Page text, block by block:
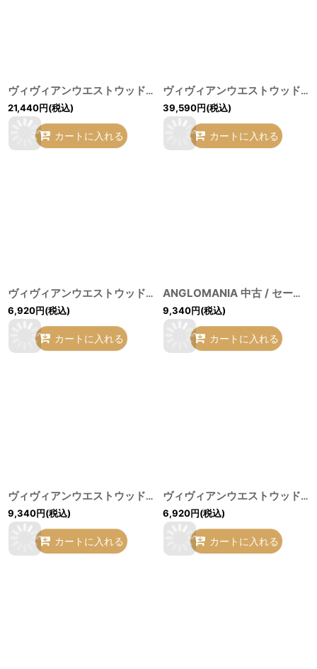
ヴィヴィアンウエストウッド 中古 / ミルキーウェイ大判ストール ブラック O-26-07-12-066-gd-YM-OS
21,440円(税込)
カートに入れる
ヴィヴィアンウエストウッド 中古 / ボンテージハーネスベルト ブラック O-26-07-12-067-gd-YM-OS
39,590円(税込)
カートに入れる
ヴィヴィアンウエストウッド 中古 / BAG 小銭入レ レッドｘゴールド O-26-07-12-076-gd-YM-OS
6,920円(税込)
カートに入れる
ANGLOMANIA 中古 / セーフティーピンキーホルダー ゴールド O-26-07-12-077-gd-YM-OS
9,340円(税込)
カートに入れる
ヴィヴィアンウエストウッド 中古 / STRASS GADGET キーホルダー レッドｘゴールド O-26-07-12-078-gd-YM-OS
9,340円(税込)
カートに入れる
ヴィヴィアンウエストウッド 中古 / オーブクラッチピン ゴールド O-26-07-12-093-gd-YM-OS
6,920円(税込)
カートに入れる